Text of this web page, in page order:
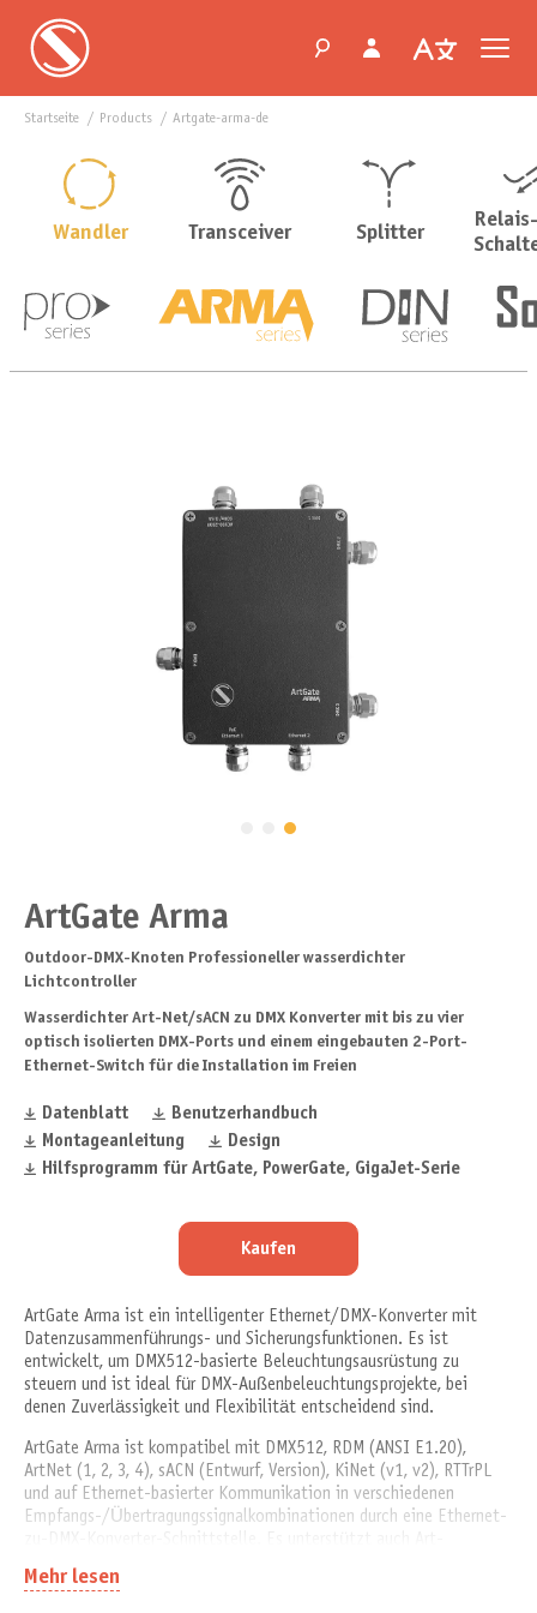
Startseite products artgate-arma-de
Wandler Transceiver Splitter
Relais-
ArtGate Arma
Outdoor-DMX-Knoten Professioneller wasserdichter
Lichtcontroller
Wasserdichter Art-Net/sACN zu DMX Konverter mit bis zu vier
optisch isolierten DMX-Ports und einem eingebauten 2-Port-
Ethernet-Switch für die Installation im Freien
Datenblatt
Benutzerhandbuch
Montageanleitung
Design
Hilfsprogramm für ArtGate, PowerGate, GigaJet-Serie
Kaufen
ArtGate Arma ist ein intelligenter Ethernet/DMX-Konverter mit
Datenzusammenführungs- und Sicherungsfunktionen. Es ist
entwickelt, um DMX512-basierte Beleuchtungsausrüstung zu
steuern und ist ideal für DMX-Außenbeleuchtungsprojekte, bei
denen Zuverlässigkeit und Flexibilität entscheidend sind.
ArtGate Arma ist kompatibel mit DMX512, RDM (ANSI E1.20),
ArtNet (1, 2, 3, 4), sACN (Entwurf, Version), KiNet (v1, v2), RTTrPL
und auf Ethernet-basierter Kommunikation in verschiedenen
Empfangs-/Übertragungssignalkombinationen durch eine Ethernet-
über-Ethernet-Steuerung.
Mehr lesen